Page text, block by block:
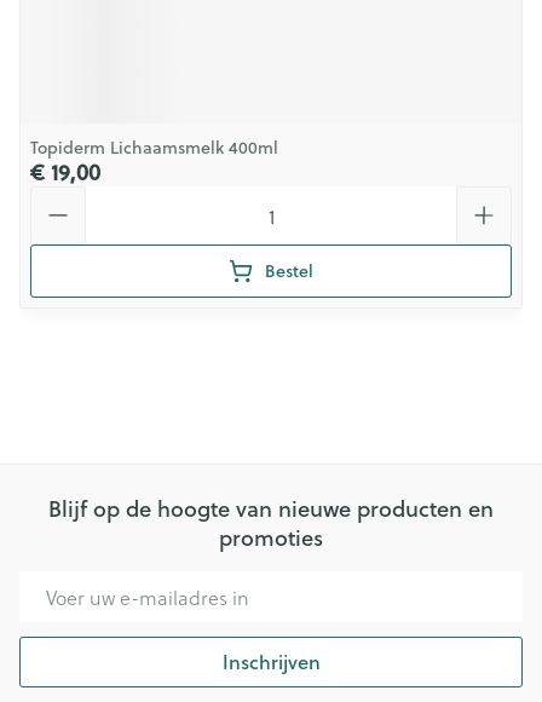
Topiderm Lichaamsmelk 400ml
€ 19,00
Bestel
Blijf op de hoogte van nieuwe producten en
promoties
Inschrijven